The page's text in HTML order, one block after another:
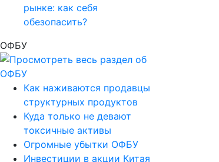
рынке: как себя
обезопасить?
ОФБУ
Как наживаются продавцы
структурных продуктов
Куда только не девают
токсичные активы
Огромные убытки ОФБУ
Инвестиции в акции Китая